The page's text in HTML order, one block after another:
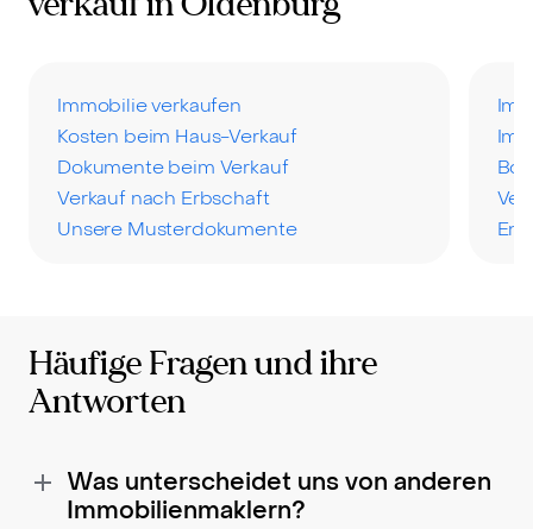
Immobilie verkaufen
Kosten beim Haus-Verkauf
Dokumente beim Verkauf
Verkauf nach Erbschaft
Unsere Musterdokumente
Häufige Fragen und ihre
Antworten
Was unterscheidet uns von anderen
Immobilienmaklern?